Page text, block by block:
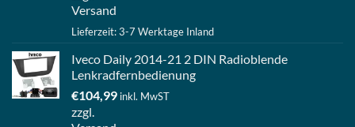
Versand
Lieferzeit: 3-7 Werktage Inland
Iveco Daily 2014-21 2 DIN Radioblende
Lenkradfernbedienung
€104,99 inkl. MwST
zzgl.